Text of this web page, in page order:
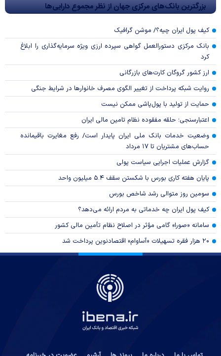
بزرگترین بانک‌های مرکزی جهان از نظر مجموع دارایی‌ها
کیف پول ایران چیه؟/ موشن گرافیک
بانک مرکزی دستورالعمل گواهی سپرده ارزی ویژه سرمایه‌گذاری را ابلاغ
کرد
ارز کشور گروگان کارت‌های بازرگانی
روایت شبکه پرداخت از تغییر الگوی مصرف خانوار‌ها در شرایط جنگی
حمایت از تولید با پول‌پاشی ممکن نیست
اعتبارسنجی؛ حلقه مفقوده نظام تامین مالی ایران
وضعیت خدمات بانک ملی ایران پایدار است/ رفع مغایرت باقیمانده
حساب‌های مشتریان تا ۱۷ مرداد
گزارش عملیات اجرایی سیاست پولی
پایان هفته کاری بورس با شکستن سقف ۵.۴ میلیون واحد
سومین روز متوالی رشد شاخص بورس
کیف پول ایران چه خدماتی به مردم ارائه می‌دهد؟
سامانه «صورا» گامی مؤثر در اصلاح نظام تأمین مالی کشور
۲۰ هزار فقره تسهیلات «آساوام» اقتصادنوین پرداخت شد